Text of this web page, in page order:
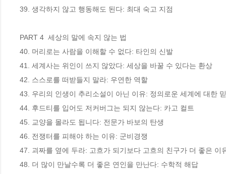
39. 생각하지 않고 행동해도 된다: 최대 숙고 지점
PART 4  세상의 말에 속지 않는 법
40. 머리로는 사람을 이해할 수 없다: 타인의 신발
41. 세계사는 위인이 쓰지 않았다: 세상을 바꿀 수 있다는 환상
42. 스스로를 떠받들지 말라: 우연한 역할
43. 우리의 인생이 추리소설이 아닌 이유: 정의로운 세계에 대한
44. 후드티를 입어도 저커버그는 되지 않는다: 카고 컬트
45. 교양을 몰라도 됩니다: 전문가 바보의 탄생
46. 전쟁터를 피해야 하는 이유: 군비경쟁
47. 괴짜를 옆에 두라: 고흐가 되기보다 고흐의 친구가 더 좋은 이
48. 더 많이 만날수록 더 좋은 연인을 만난다: 수학적 해답